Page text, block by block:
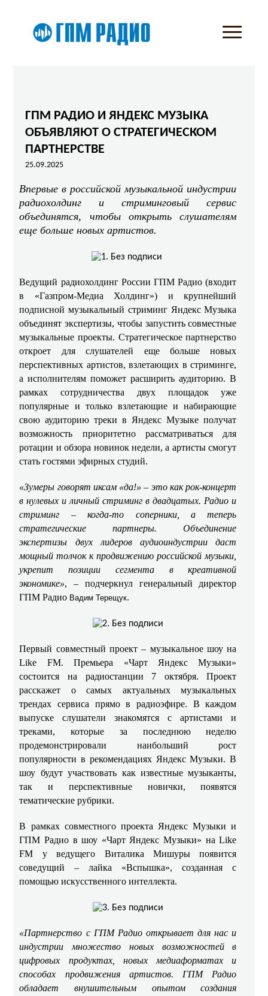
ГПМ РАДИО И ЯНДЕКС МУЗЫКА
ОБЪЯВЛЯЮТ О СТРАТЕГИЧЕСКОМ
ПАРТНЕРСТВЕ
25.09.2025
Впервые в российской музыкальной индустрии
радиохолдинг и стриминговый сервис
объединятся, чтобы открыть слушателям
еще больше новых артистов.
Ведущий радиохолдинг России ГПМ Радио (входит
в «Газпром-Медиа Холдинг») и крупнейший
подписной музыкальный стриминг Яндекс Музыка
объединят экспертизы, чтобы запустить совместные
музыкальные проекты. Стратегическое партнерство
откроет для слушателей еще больше новых
перспективных артистов, взлетающих в стриминге,
а исполнителям поможет расширить аудиторию. В
рамках сотрудничества двух площадок уже
популярные и только взлетающие и набирающие
свою аудиторию треки в Яндекс Музыке получат
возможность приоритетно рассматриваться для
ротации и обзора новинок недели, а артисты смогут
стать гостями эфирных студий.
«Зумеры говорят иксам «да!» – это как рок-концерт
в нулевых и личный стриминг в двадцатых. Радио и
стриминг – когда-то соперники, а теперь
стратегические партнеры. Объединение
экспертизы двух лидеров аудиоиндустрии даст
мощный толчок к продвижению российской музыки,
укрепит позиции сегмента в креативной
экономике», – подчеркнул генеральный директор
ГПМ Радио Вадим Терещук.
Первый совместный проект – музыкальное шоу на
Like FM. Премьера «Чарт Яндекс Музыки»
состоится на радиостанции 7 октября. Проект
расскажет о самых актуальных музыкальных
трендах сервиса прямо в радиоэфире. В каждом
выпуске слушатели знакомятся с артистами и
треками, которые за последнюю неделю
продемонстрировали наибольший рост
популярности в рекомендациях Яндекс Музыки. В
шоу будут участвовать как известные музыканты,
так и перспективные новички, появятся
тематические рубрики.
В рамках совместного проекта Яндекс Музыки и
ГПМ Радио в шоу «Чарт Яндекс Музыки» на Like
FM у ведущего Виталика Мишуры появится
соведущий – лайка «Вспышка», созданная с
помощью искусственного интеллекта.
«Партнерство с ГПМ Радио открывает для нас и
индустрии множество новых возможностей в
цифровых продуктах, новых медиаформатах и
способах продвижения артистов. ГПМ Радио
обладает внушительным опытом создания